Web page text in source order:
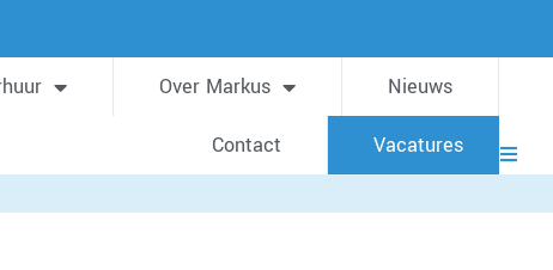
Over Markus Nieuws
Contact Vacatures